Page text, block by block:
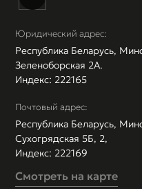
Юридический адрес:
Республика Беларусь,
Зеленоборская 2А.
Индекс: 222165
Почтовый адрес:
Республика Беларусь,
Сухогрядская 5Б, 2,
Индекс: 222169
Смотреть на карте